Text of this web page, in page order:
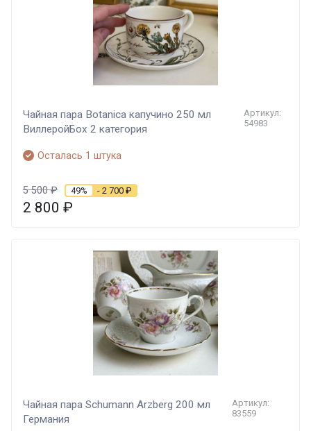
Чайная пара Botanica капучино 250 мл
ВиллеройБох 2 категория
Артикул:
54983
Осталась 1 штука
5 500₽ 49% - 2 700 ₽
2 800 ₽
Чайная пара Schumann Arzberg 200 мл
Германия
Артикул:
83559